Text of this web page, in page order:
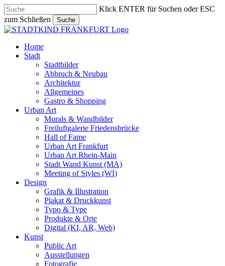
Skip
to
main
content
Klick ENTER für Suchen oder ESC
zum Schließen
Suche
Close
search
Menu
Home
Stadt
Stadtbilder
Abbruch & Neubau
Architektur
Allgemeines
Gastro & Shopping
Urban Art
Murals & Wandbilder
Freiluftgalerie Friedensbrücke
Hall of Fame
Urban Art Frankfurt
Urban Art Rhein-Main
Stadt Wand Kunst (MA)
Meeting of Styles (WI)
Design
Grafik & Illustration
Plakat & Druckkunst
Typo & Type
Produkte & Orte
Digital (KI, AR, Web)
Kunst
Public Art
Ausstellungen
Fotografie